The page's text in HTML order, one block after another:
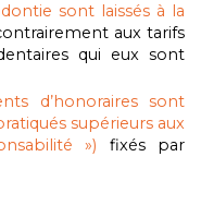
sont laissés à la
aux tarifs
qui eux sont
d’honoraires sont
supérieurs aux
») fixés par